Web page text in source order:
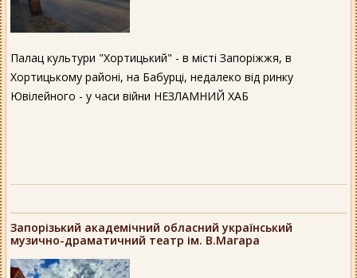
Палац культури "Хортицький" - в місті Запоріжжя, в
Хортицькому районі, на Бабурці, недалеко від ринку
Ювілейного - у часи війни НЕЗЛАМНИЙ ХАБ
Запорізький академічний обласний український
музично-драматичний театр ім. В.Магара